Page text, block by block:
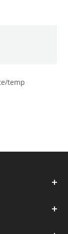
temp